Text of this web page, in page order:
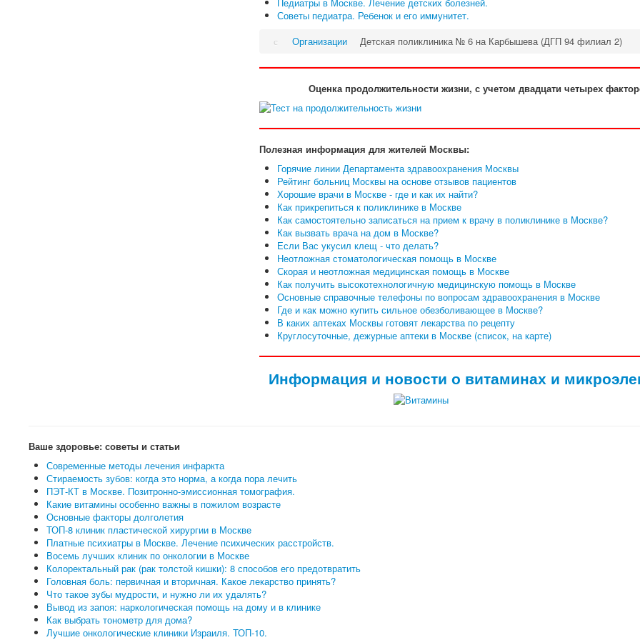
Советы педиатра. Ребенок и его иммунитет.
Организации
Детская поликлиника № 6 на Карбышева (ДГП 94 филиал 2)
Оценка продолжительности жизни, с учетом двадцати четырех
Полезная информация для жителей Москвы:
Горячие линии Департамента здравоохранения Москвы
Рейтинг больниц Москвы на основе отзывов пациентов
Хорошие врачи в Москве - где и как их найти?
Как прикрепиться к поликлинике в Москве
Как самостоятельно записаться на прием к врачу в поликлинике в Москве?
Как вызвать врача на дом в Москве?
Если Вас укусил клещ - что делать?
Неотложная стоматологическая помощь в Москве
Скорая и неотложная медицинская помощь в Москве
Как получить высокотехнологичную медицинскую помощь в Москве
Основные справочные телефоны по вопросам здравоохранения в Москве
Где и как можно купить сильное обезболивающее в Москве?
В каких аптеках Москвы готовят лекарства по рецепту
Круглосуточные, дежурные аптеки в Москве (список, на карте)
Информация и новости о витаминах и
Ваше здоровье: советы и статьи
Современные методы лечения инфаркта
Стираемость зубов: когда это норма, а когда пора лечить
ПЭТ-КТ в Москве. Позитронно-эмиссионная томография.
Какие витамины особенно важны в пожилом возрасте
Основные факторы долголетия
ТОП-8 клиник пластической хирургии в Москве
Платные психиатры в Москве. Лечение психических расстройств.
Восемь лучших клиник по онкологии в Москве
Колоректальный рак (рак толстой кишки): 8 способов его предотвратить
Головная боль: первичная и вторичная. Какое лекарство принять?
Что такое зубы мудрости, и нужно ли их удалять?
Вывод из запоя: наркологическая помощь на дому и в клинике
Как выбрать тонометр для дома?
Лучшие онкологические клиники Израиля. ТОП-10.